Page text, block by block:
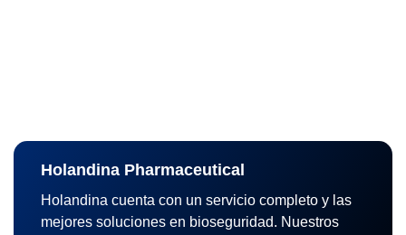
Holandina Pharmaceutical
Holandina cuenta con un servicio completo y las
mejores soluciones en bioseguridad. Nuestros